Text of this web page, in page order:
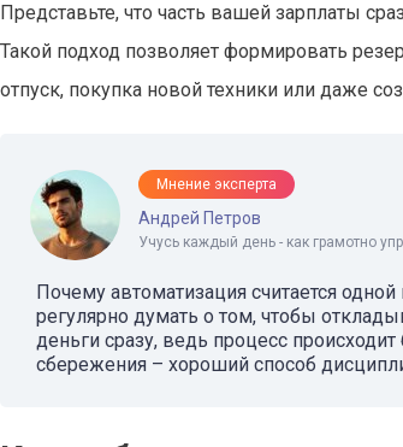
Представьте, что часть вашей зарплаты
Такой подход позволяет формировать
отпуск, покупка новой техники или даже
Мнение эксперта
Андрей Петров
Учусь каждый день - как грамотно
Почему автоматизация считается
регулярно думать о том, чтобы
деньги сразу, ведь процесс
сбережения – хороший способ